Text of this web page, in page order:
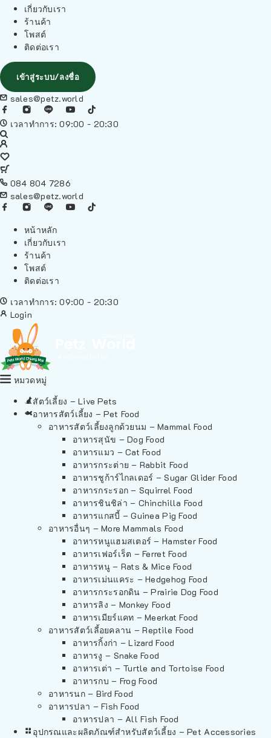
เกี่ยวกับเรา
ร้านค้า
โพสต์
ติดต่อเรา
เข้าสู่ระบบ/ลงชื่อ
sales@petz.world
เวลาทำการ: 09:00 - 20:30
084 804 7286
sales@petz.world
หน้าหลัก
เกี่ยวกับเรา
ร้านค้า
โพสต์
ติดต่อเรา
เวลาทำการ: 09:00 - 20:30
Login
หมวดหมู่
สัตว์เลี้ยง – Live Pets
อาหารสัตว์เลี้ยง – Pet Food
อาหารสัตว์เลี้ยงลูกด้วยนม – Mammal Food
อาหารสุนัข – Dog Food
อาหารแมว – Cat Food
อาหารกระต่าย – Rabbit Food
อาหารชูก้าร์ไกลเดอร์ – Sugar Glider Food
อาหารกระรอก – Squirrel Food
อาหารชินชิล่า – Chinchilla Food
อาหารแกสบี้ – Guinea Pig Food
อาหารอื่นๆ – More Mammals Food
อาหารหนูแฮมสเตอร์ – Hamster Food
อาหารเฟอร์เร็ต – Ferret Food
อาหารหนู – Rats & Mice Food
อาหารเม่นแคระ – Hedgehog Food
อาหารกระรอกดิน – Prairie Dog Food
อาหารลิง – Monkey Food
อาหารเมียร์แคท – Meerkat Food
อาหารสัตว์เลี้อยคลาน – Reptile Food
อาหารกิ้งก่า – Lizard Food
อาหารงู – Snake Food
อาหารเต่า – Turtle and Tortoise Food
อาหารกบ – Frog Food
อาหารนก – Bird Food
อาหารปลา – Fish Food
อาหารปลา – All Fish Food
อุปกรณและผลิตภัณฑ์สำหรับสัตว์เลี้ยง – Pet Accessories